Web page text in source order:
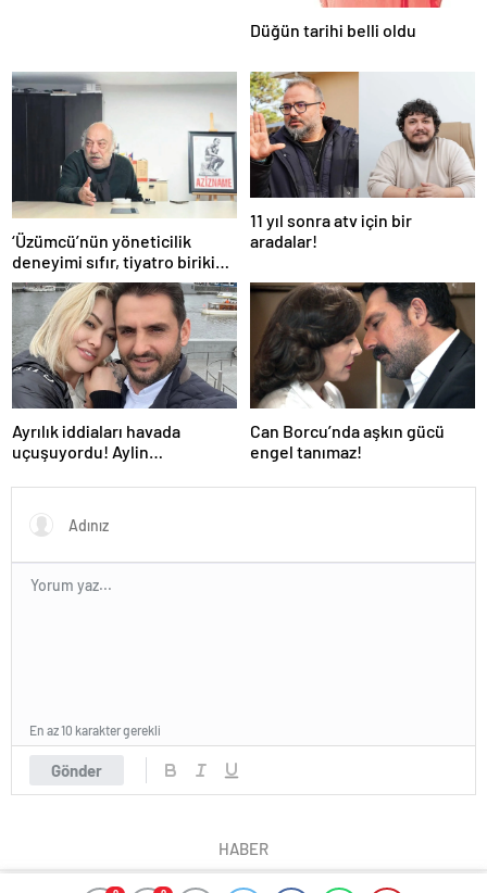
Düğün tarihi belli oldu
‘Üzümcü’nün yöneticilik
deneyimi sıfır, tiyatro birikimi
ise tartışmalı!’
11 yıl sonra atv için bir
aradalar!
Ayrılık iddiaları havada
uçuşuyordu! Aylin
pozu herkesi susturdu…
Can Borcu’nda aşkın gücü
engel tanımaz!
Gönder
En az 10 karakter gerekli
HABER